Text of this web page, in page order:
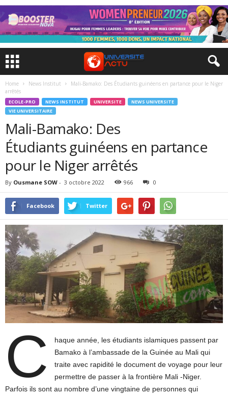
Home News Institut
Mali-Bamako: Des Étudiants guinéens en partance pour le Niger
arrêtés
ECOLE-PRO NEWS INSTITUT UNIVERSITE
NEWS UNIVERSITE
VIE UNIVERSITAIRE
Mali-Bamako: Des
Étudiants guinéens en partance
pour le Niger arrêtés
By Ousmane SOW - 3 octobre 2022 966 0
Facebook Twitter
C
haque année, les étudiants islamiques passent par
Bamako à l’ambassade de la Guinée au Mali qui
traite avec rapidité le document de voyage pour leur
permettre de passer à la frontière Mali -Niger.
Parfois ils sont au nombre d’une vingtaine de personnes qui